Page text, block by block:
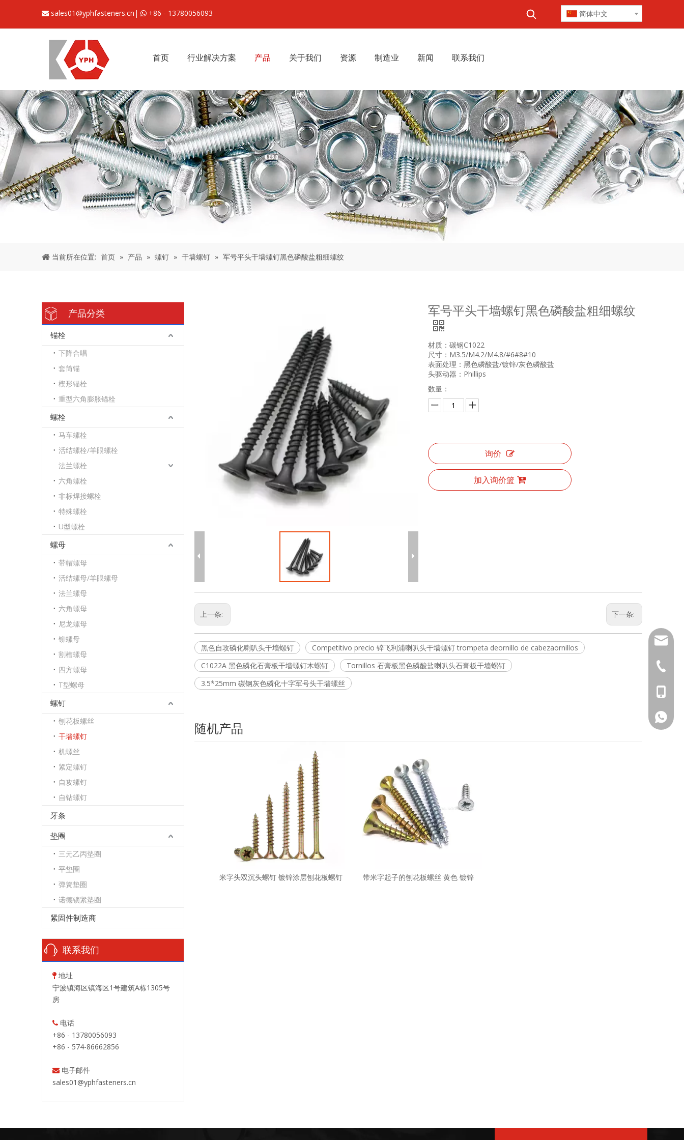
 sales01@yphfasteners.cn |  +86 - 13780056093 简体中文
首页 行业解决方案 产品 关于我们 资源 制造业 新闻 联系我们
当前所在位置: 首页 » 产品 » 螺钉 » 干墙螺钉 » 军号平头干墙螺钉黑色磷酸盐粗细螺纹
产品分类
锚栓
下降合唱
套筒锚
楔形锚栓
重型六角膨胀锚栓
螺栓
马车螺栓
活结螺栓/羊眼螺栓
法兰螺栓
六角螺栓
非标焊接螺栓
特殊螺栓
U型螺栓
螺母
带帽螺母
活结螺母/羊眼螺母
法兰螺母
六角螺母
尼龙螺母
铆螺母
割槽螺母
四方螺母
T型螺母
螺钉
刨花板螺丝
干墙螺钉
机螺丝
紧定螺钉
自攻螺钉
自钻螺钉
牙条
垫圈
三元乙丙垫圈
平垫圈
弹簧垫圈
诺德锁紧垫圈
紧固件制造商
联系我们
 地址
宁波镇海区镇海区1号建筑A栋1305号
房
 电话
+86 - 13780056093
+86 - 574-86662856
 电子邮件
sales01@yphfasteners.cn
军号平头干墙螺钉黑色磷酸盐粗细螺纹
材质：碳钢C1022
尺寸：M3.5/M4.2/M4.8/#6#8#10
表面处理：黑色磷酸盐/镀锌/灰色磷酸盐
头驱动器：Phillips
数量：
询价
加入询价篮
上一条: 下一条:
黑色自攻磷化喇叭头干墙螺钉
Competitivo precio 锌飞利浦喇叭头干墙螺钉 trompeta deornillo de cabezaornillos
C1022A 黑色磷化石膏板干墙螺钉木螺钉
Tornillos 石膏板黑色磷酸盐喇叭头石膏板干墙螺钉
3.5*25mm 碳钢灰色磷化十字军号头干墙螺丝
随机产品
米字头双沉头螺钉 镀锌涂层刨花板螺钉 带米字起子的刨花板螺丝 黄色 镀锌
+ 86-
+86 -